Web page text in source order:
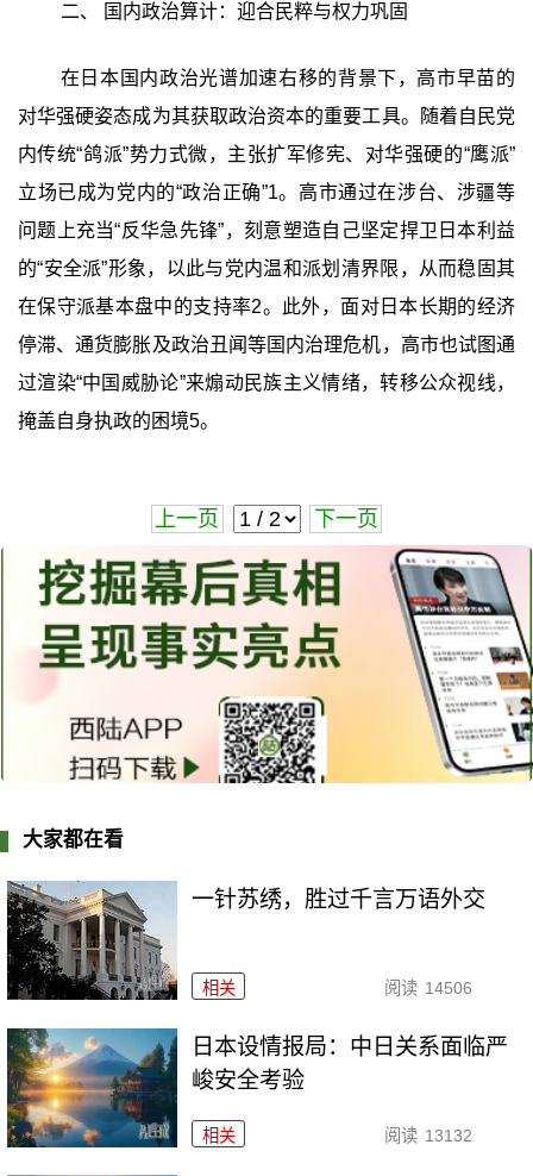
二、 国内政治算计：迎合民粹与权力巩固
在日本国内政治光谱加速右移的背景下，高市早苗的
对华强硬姿态成为其获取政治资本的重要工具。随着自民党
内传统“鸽派”势力式微，主张扩军修宪、对华强硬的“鹰派”
立场已成为党内的“政治正确”1。高市通过在涉台、涉疆等
问题上充当“反华急先锋”，刻意塑造自己坚定捍卫日本利益
的“安全派”形象，以此与党内温和派划清界限，从而稳固其
在保守派基本盘中的支持率2。此外，面对日本长期的经济
停滞、通货膨胀及政治丑闻等国内治理危机，高市也试图通
过渲染“中国威胁论”来煽动民族主义情绪，转移公众视线，
掩盖自身执政的困境5。
上一页 下一页
大家都在看
一针苏绣，胜过千言万语外交
相关 阅读 14506
日本设情报局：中日关系面临严
峻安全考验
相关 阅读 13132